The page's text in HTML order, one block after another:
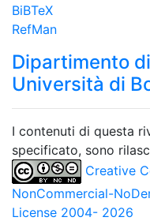
BiBTeX
RefMan
Dipartimento
Università di
I contenuti di questa
specificato, sono
Creative
NonCommercial-
License 2004- 2026